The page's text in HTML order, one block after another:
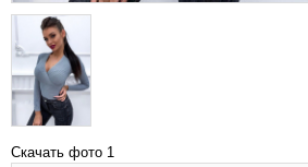
Скачать фото 1